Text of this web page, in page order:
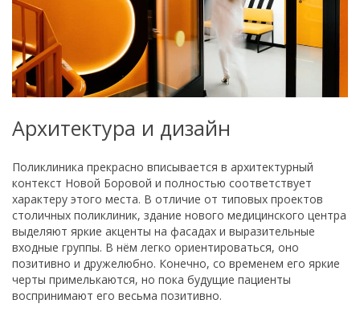
Архитектура и дизайн
Поликлиника прекрасно вписывается в архитектурный
контекст Новой Боровой и полностью соответствует
характеру этого места. В отличие от типовых проектов
столичных поликлиник, здание нового медицинского центра
выделяют яркие акценты на фасадах и выразительные
входные группы. В нём легко ориентироваться, оно
позитивно и дружелюбно. Конечно, со временем его яркие
черты примелькаются, но пока будущие пациенты
воспринимают его весьма позитивно.